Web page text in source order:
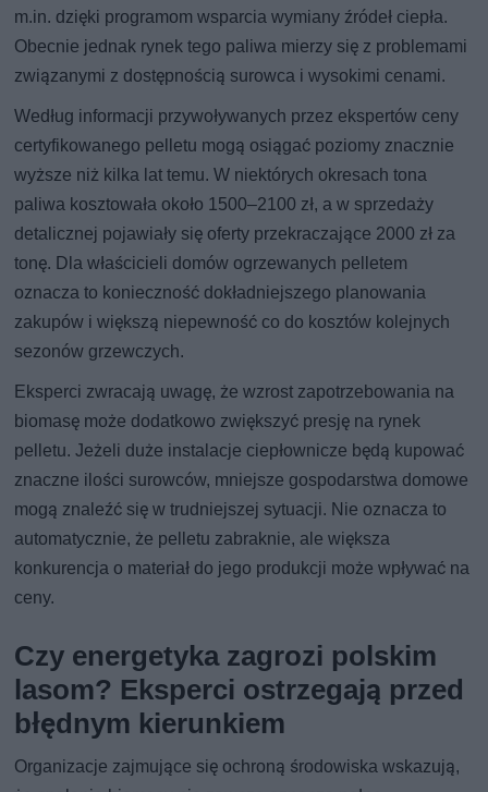
m.in. dzięki programom wsparcia wymiany źródeł ciepła.
Obecnie jednak rynek tego paliwa mierzy się z problemami
związanymi z dostępnością surowca i wysokimi cenami.
Według informacji przywoływanych przez ekspertów ceny
certyfikowanego pelletu mogą osiągać poziomy znacznie
wyższe niż kilka lat temu. W niektórych okresach tona
paliwa kosztowała około 1500–2100 zł, a w sprzedaży
detalicznej pojawiały się oferty przekraczające 2000 zł za
tonę. Dla właścicieli domów ogrzewanych pelletem
oznacza to konieczność dokładniejszego planowania
zakupów i większą niepewność co do kosztów kolejnych
sezonów grzewczych.
Eksperci zwracają uwagę, że wzrost zapotrzebowania na
biomasę może dodatkowo zwiększyć presję na rynek
pelletu. Jeżeli duże instalacje ciepłownicze będą kupować
znaczne ilości surowców, mniejsze gospodarstwa domowe
mogą znaleźć się w trudniejszej sytuacji. Nie oznacza to
automatycznie, że pelletu zabraknie, ale większa
konkurencja o materiał do jego produkcji może wpływać na
ceny.
Czy energetyka zagrozi polskim
lasom? Eksperci ostrzegają przed
błędnym kierunkiem
Organizacje zajmujące się ochroną środowiska wskazują,